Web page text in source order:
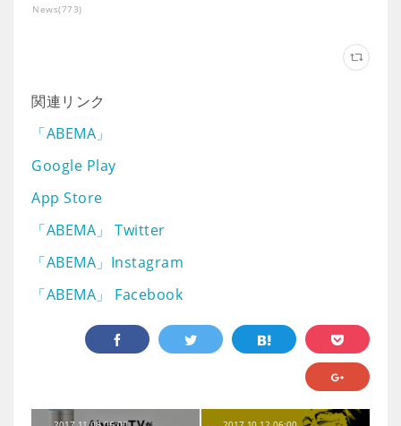
News(773)
関連リンク
「ABEMA」
Google Play
App Store
「ABEMA」 Twitter
「ABEMA」Instagram
「ABEMA」 Facebook